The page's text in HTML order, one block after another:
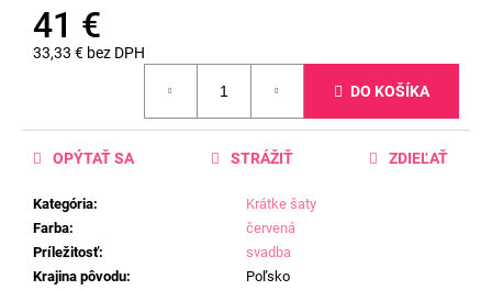
41 €
33,33 € bez DPH
DO KOŠÍKA
Kategória:
Krátke šaty
Farba:
červená
Príležitosť:
svadba
Krajina pôvodu:
Poľsko
OPÝTAŤ SA STRÁŽIŤ ZDIEĽAŤ